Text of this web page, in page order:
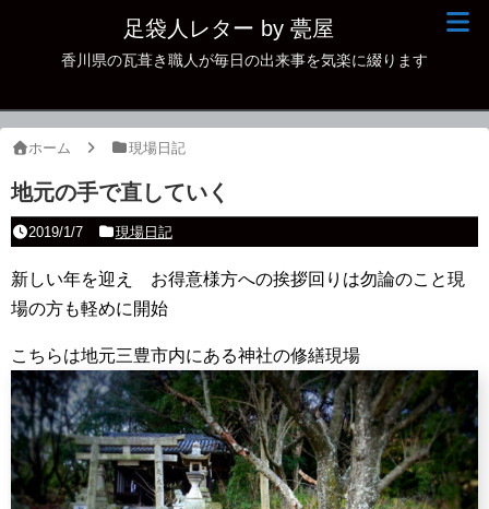
足袋人レター by 甍屋
香川県の瓦葺き職人が毎日の出来事を気楽に綴ります
ホーム 現場日記
地元の手で直していく
2019/1/7 現場日記
新しい年を迎え お得意様方への挨拶回りは勿論のこと現
場の方も軽めに開始
こちらは地元三豊市内にある神社の修繕現場
現場日記
古瓦
本日の一品
その他